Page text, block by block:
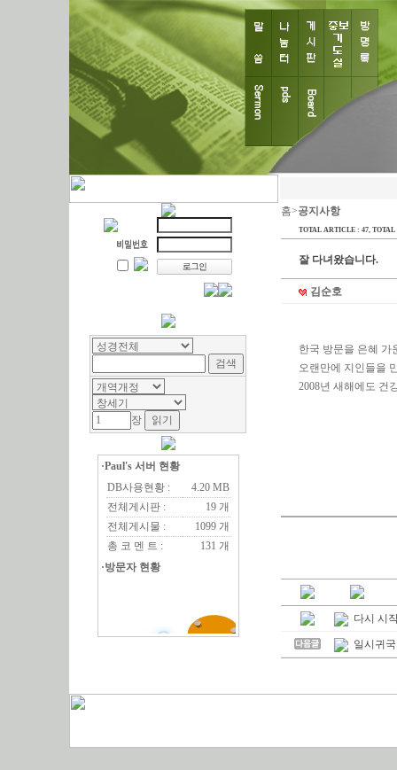
장
·Paul's 서버 현황
DB사용현황 :
4.20 MB
전체게시판 :
19 개
전체게시물 :
1099 개
총 코 멘 트 :
131 개
·방문자 현황
홈>공지사항
TOTAL ARTICLE : 47, TOTAL
잘 다녀왔습니다.
김순호
한국 방문을 은혜 가
오랜만에 지인들을
2008년 새해에도 건
다시 시
일시귀